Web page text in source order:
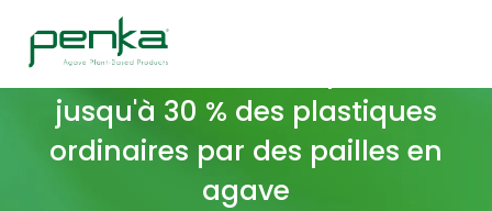
Jose Cuervo : remplacez
jusqu'à 30 % des plastiques
ordinaires par des pailles en
agave